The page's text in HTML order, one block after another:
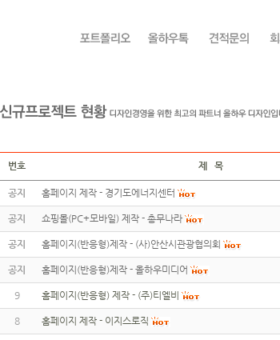
번호
제 목
공지 홈페이지 제작 - 경기도에너지센터
공지 쇼핑몰(PC+모바일) 제작 - 총무나라
공지 홈페이지(반응형)제작 - (사)안산시관광협의회
공지 홈페이지(반응형)제작 - 올하우미디어
9 홈페이지(반응형) 제작 - (주)티엘비
8 홈페이지 제작 - 이지스로직